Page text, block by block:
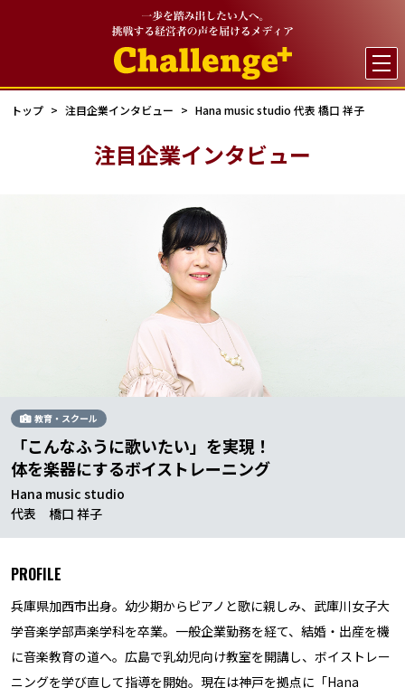

トップ 注目企業インタビュー Hana music studio 代表 橋口 祥子
注目企業インタビュー
教育・スクール
「こんなふうに歌いたい」を実現！
体を楽器にするボイストレーニング
Hana music studio
代表 橋口 祥子
PROFILE
兵庫県加西市出身。幼少期からピアノと歌に親しみ、武庫川女子大
学音楽学部声楽学科を卒業。一般企業勤務を経て、結婚・出産を機
に音楽教育の道へ。広島で乳幼児向け教室を開講し、ボイストレー
ニングを学び直して指導を開始。現在は神戸を拠点に「Hana